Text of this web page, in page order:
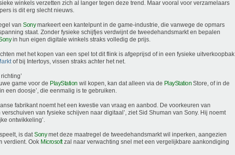
winkels verzetten zich al langer tegen deze trend. Maar vooral voor verzamelaars
is dit erg slecht nieuws.
van Sonymarkeert een kantelpunt in de game-industrie, die vanwege de opmars
staat. Zonder fysieke schijfjes verdwijnt de tweedehandsmarkt en bepalen
in hun eigen digitale winkels straks volledig de prijs.
met het kopen van een spel tot dit flink is afgeprijsd of in een fysieke uitverkoopbak
of bij Intertoys, vissen straks achter het net.
game voor de PlayStation wil kopen, kan dat alleen via de PlayStation Store, of in de
een doosje’, die eenmalig is te gebruiken.
fabrikant noemt het een kwestie van vraag en aanbod. De voorkeuren van
verschuiven van fysieke schijven naar digitaal’, ziet Sid Shuman van Sony. Hij noemt
ontwikkeling’.
is datSonymet deze maatregel de tweedehandsmarkt wil inperken, aangezien
verdient. Ook Microsoftzal naar verwachting snel met een vergelijkbare aankondiging